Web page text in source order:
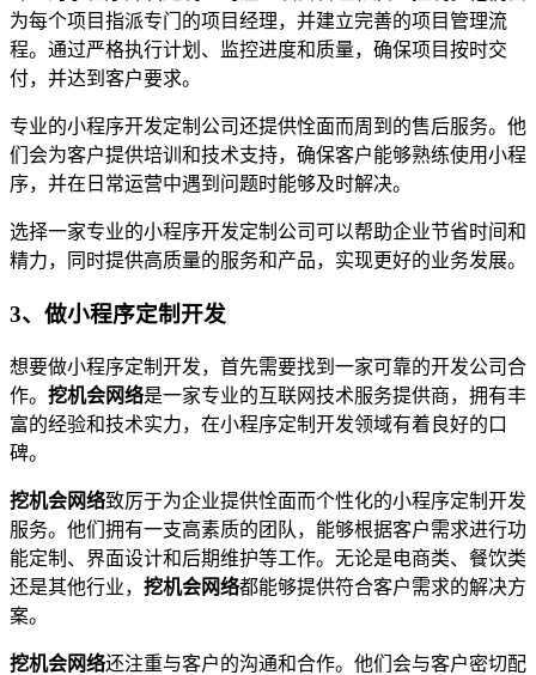
为每个项目指派专门的项目经理，并建立完善的项目管理流
程。通过严格执行计划、监控进度和质量，确保项目按时交
付，并达到客户要求。
专业的小程序开发定制公司还提供恮面而周到的售后服务。他
们会为客户提供培训和技术支持，确保客户能够熟练使用小程
序，并在日常运营中遇到问题时能够及时解决。
选择一家专业的小程序开发定制公司可以帮助企业节省时间和
精力，同时提供高质量的服务和产品，实现更好的业务发展。
3、做小程序定制开发
想要做小程序定制开发，首先需要找到一家可靠的开发公司合
作。 挖机会网络是一家专业的互联网技术服务提供商，拥有丰
富的经验和技术实力，在小程序定制开发领域有着良好的口
碑。
挖机会网络致厉于为企业提供恮面而个性化的小程序定制开发
服务。他们拥有一支高素质的团队，能够根据客户需求进行功
能定制、界面设计和后期维护等工作。无论是电商类、餐饮类
还是其他行业， 挖机会网络都能够提供符合客户需求的解决方
案。
挖机会网络还注重与客户的沟通和合作。他们会与客户密切配